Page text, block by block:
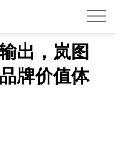
出，岚图
牌价值体